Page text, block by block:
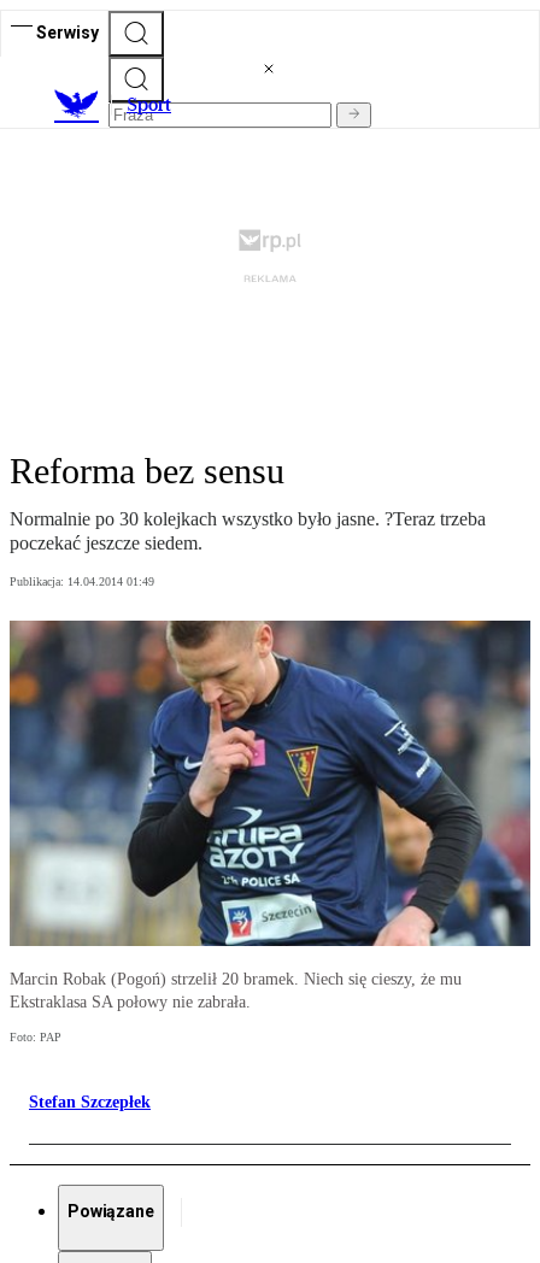
Serwisy
Sport
Reforma bez sensu
Normalnie po 30 kolejkach wszystko było jasne. ?Teraz trzeba
poczekać jeszcze siedem.
Publikacja: 14.04.2014 01:49
Marcin Robak (Pogoń) strzelił 20 bramek. Niech się cieszy, że mu
Ekstraklasa SA połowy nie zabrała.
Foto: PAP
Stefan Szczepłek
Powiązane